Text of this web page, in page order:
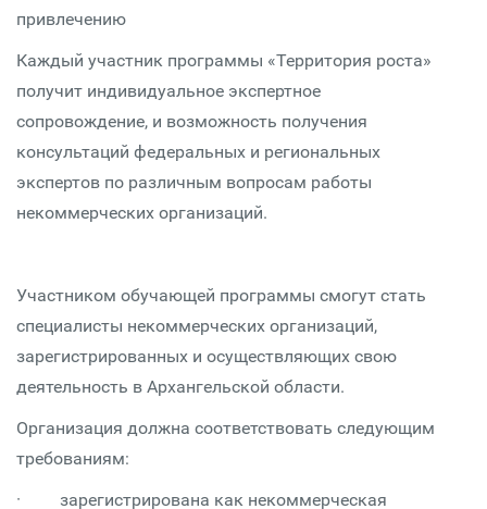
привлечению
Каждый участник программы «Территория роста»
получит индивидуальное экспертное
сопровождение, и возможность получения
консультаций федеральных и региональных
экспертов по различным вопросам работы
некоммерческих организаций.
Участником обучающей программы смогут стать
специалисты некоммерческих организаций,
зарегистрированных и осуществляющих свою
деятельность в Архангельской области.
Организация должна соответствовать следующим
требованиям:
· зарегистрирована как некоммерческая